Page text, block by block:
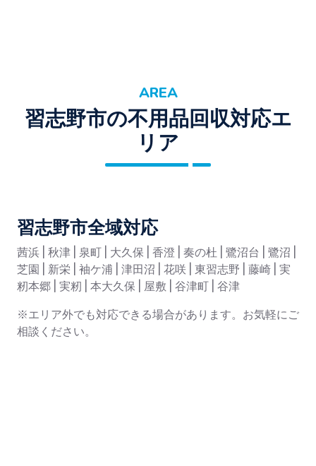
AREA
習志野市の不用品回収対応エ
リア
習志野市全域対応
茜浜 | 秋津 | 泉町 | 大久保 | 香澄 | 奏の杜 | 鷺沼台 | 鷺沼 |
芝園 | 新栄 | 袖ケ浦 | 津田沼 | 花咲 | 東習志野 | 藤崎 | 実
籾本郷 | 実籾 | 本大久保 | 屋敷 | 谷津町 | 谷津
※エリア外でも対応できる場合があります。お気軽にご
相談ください。